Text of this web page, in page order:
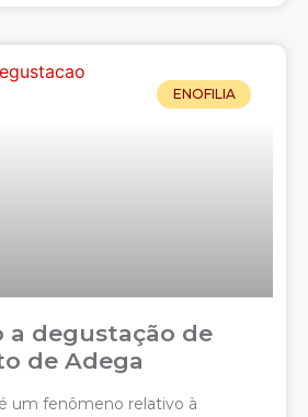
ENOFILIA
a degustação de
de Adega
um fenômeno relativo à